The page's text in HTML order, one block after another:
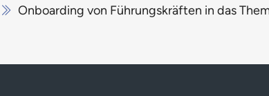
Onboarding von Führungskräften in das